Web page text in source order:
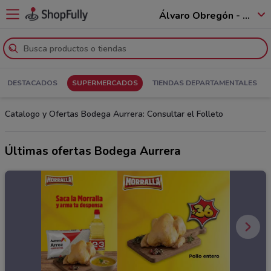
Álvaro Obregón - 01520
DESTACADOS SUPERMERCADOS TIENDAS DEPARTAMENTALES
Catalogo y Ofertas Bodega Aurrera: Consultar el Folleto
Últimas ofertas Bodega Aurrera